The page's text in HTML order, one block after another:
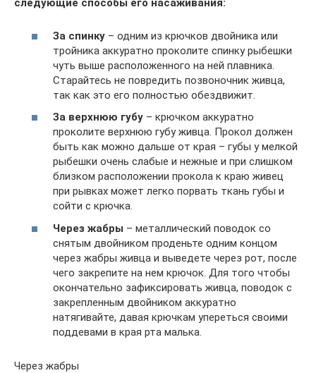
следующие способы его насаживания:
За спинку – одним из крючков двойника или
тройника аккуратно проколите спинку рыбешки
чуть выше расположенного на ней плавника.
Старайтесь не повредить позвоночник живца,
так как это его полностью обездвижит.
За верхнюю губу – крючком аккуратно
проколите верхнюю губу живца. Прокол должен
быть как можно дальше от края – губы у мелкой
рыбешки очень слабые и нежные и при слишком
близком расположении прокола к краю живец
при рывках может легко порвать ткань губы и
сойти с крючка.
Через жабры – металлический поводок со
снятым двойником проденьте одним концом
через жабры живца и выведете через рот, после
чего закрепите на нем крючок. Для того чтобы
окончательно зафиксировать живца, поводок с
закрепленным двойником аккуратно
натягивайте, давая крючкам упереться своими
поддевами в края рта малька.
Через жабры